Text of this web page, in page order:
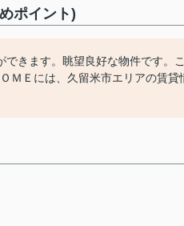
ポイント)
きます。眺望良好な物件です。
ＭＥには、久留米市エリアの賃